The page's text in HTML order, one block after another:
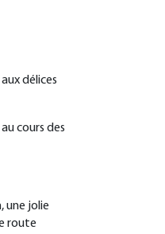
délices
cours des
une jolie
route